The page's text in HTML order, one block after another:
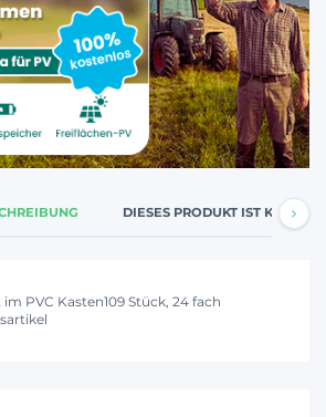
DIESES PRODUKT IST
PVC Kasten109 Stück, 24 fach